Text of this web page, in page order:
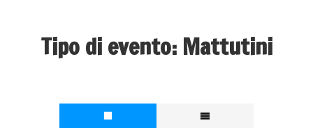
Tipo di evento: Mattutini